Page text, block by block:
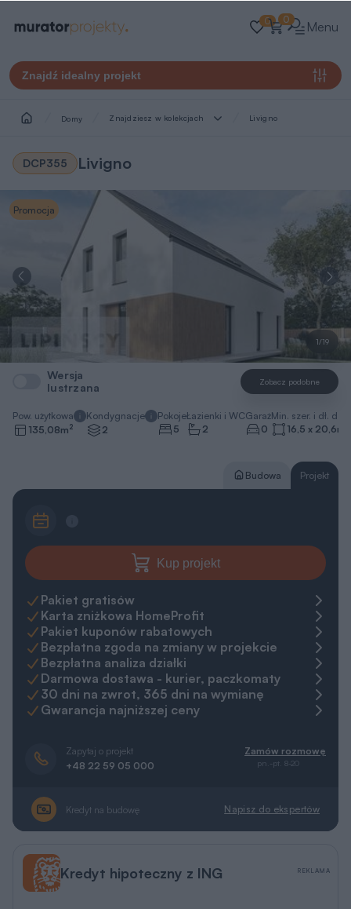
0 0 Menu
Znajdź idealny projekt
Domy Znajdziesz w kolekcjach Livigno
DCP355 Livigno
1/19
Promocja
Wersja
lustrzana
Zobacz podobne
Pow. użytkowa
135,08m2
Kondygnacje
2
Pokoje
5
Łazienki i WC
2
Garaż
0
Min. szer. i dł.
16,5 x 20,6m
Budowa Projekt
Kup projekt
Pakiet gratisów
Karta zniżkowa HomeProfit
Pakiet kuponów rabatowych
Bezpłatna zgoda na zmiany w projekcie
Bezpłatna analiza działki
Darmowa dostawa - kurier, paczkomaty
30 dni na zwrot, 365 dni na wymianę
Gwarancja najniższej ceny
Zapytaj o projekt
+48 22 59 05 000
Zamów rozmowę
pn.-pt. 8-20
Kredyt na budowę Napisz do ekspertów
Kredyt hipoteczny z ING REKLAMA